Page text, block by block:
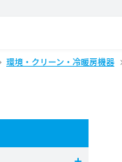
環境・クリーン・冷暖房機器